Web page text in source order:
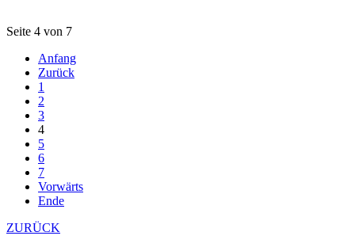
Seite 4 von 7
Anfang
Zurück
1
2
3
4
5
6
7
Vorwärts
Ende
ZURÜCK